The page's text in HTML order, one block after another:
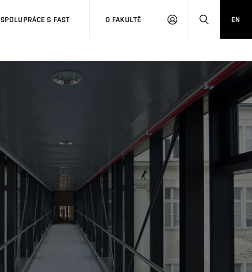
SPOLUPRÁCE S FAST O FAKULTĚ
PŘIHLÁSITHLEDAT
EN